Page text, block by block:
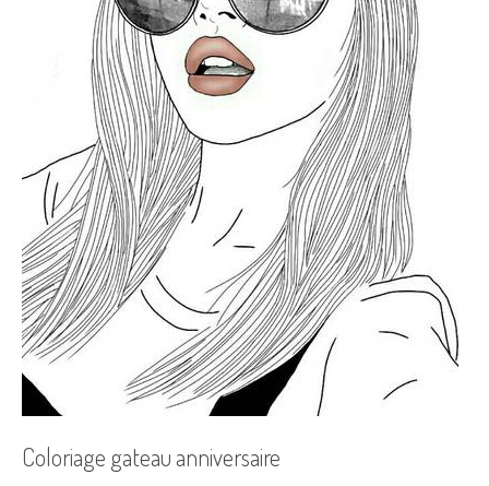
Coloriage gateau anniversaire